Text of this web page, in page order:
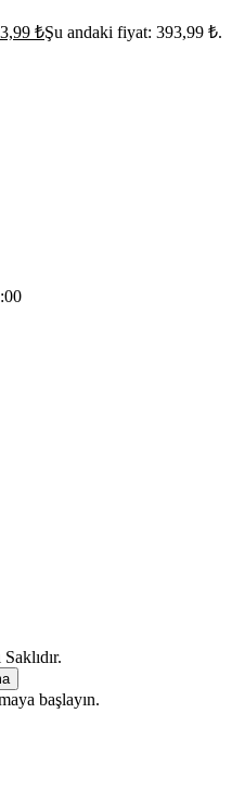
₺Şu andaki fiyat: 393,99 ₺.
başlayın.